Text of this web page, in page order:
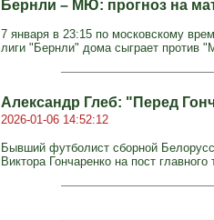
Бернли – МЮ: прогноз на
7 января в 23:15 по московскому
лиги "Бернли" дома сыграет против
Александр Глеб: "Перед
2026-01-06 14:52:12
Бывший футболист сборной
Виктора Гончаренко на пост